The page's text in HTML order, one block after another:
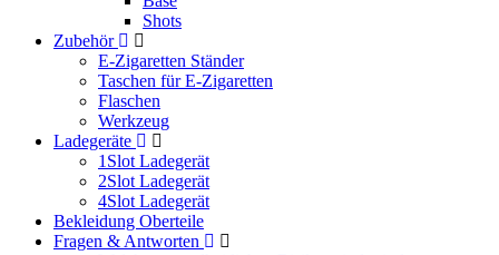
Shots
Zubehör
E-Zigaretten Ständer
Taschen für E-Zigaretten
Flaschen
Werkzeug
Ladegeräte
1Slot Ladegerät
2Slot Ladegerät
4Slot Ladegerät
Bekleidung Oberteile
Fragen & Antworten